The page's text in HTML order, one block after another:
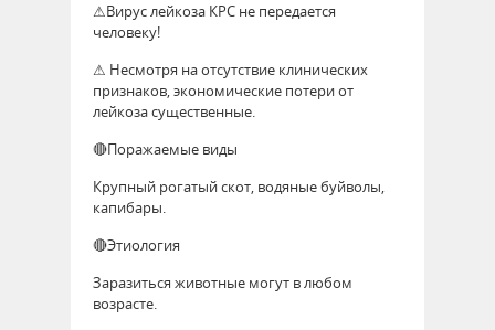
⚠Вирус лейкоза КРС не передается
человеку!
⚠ Несмотря на отсутствие клинических
признаков, экономические потери от
лейкоза существенные.
🔴Поражаемые виды
Крупный рогатый скот, водяные буйволы,
капибары.
🔴Этиология
Заразиться животные могут в любом
возрасте.